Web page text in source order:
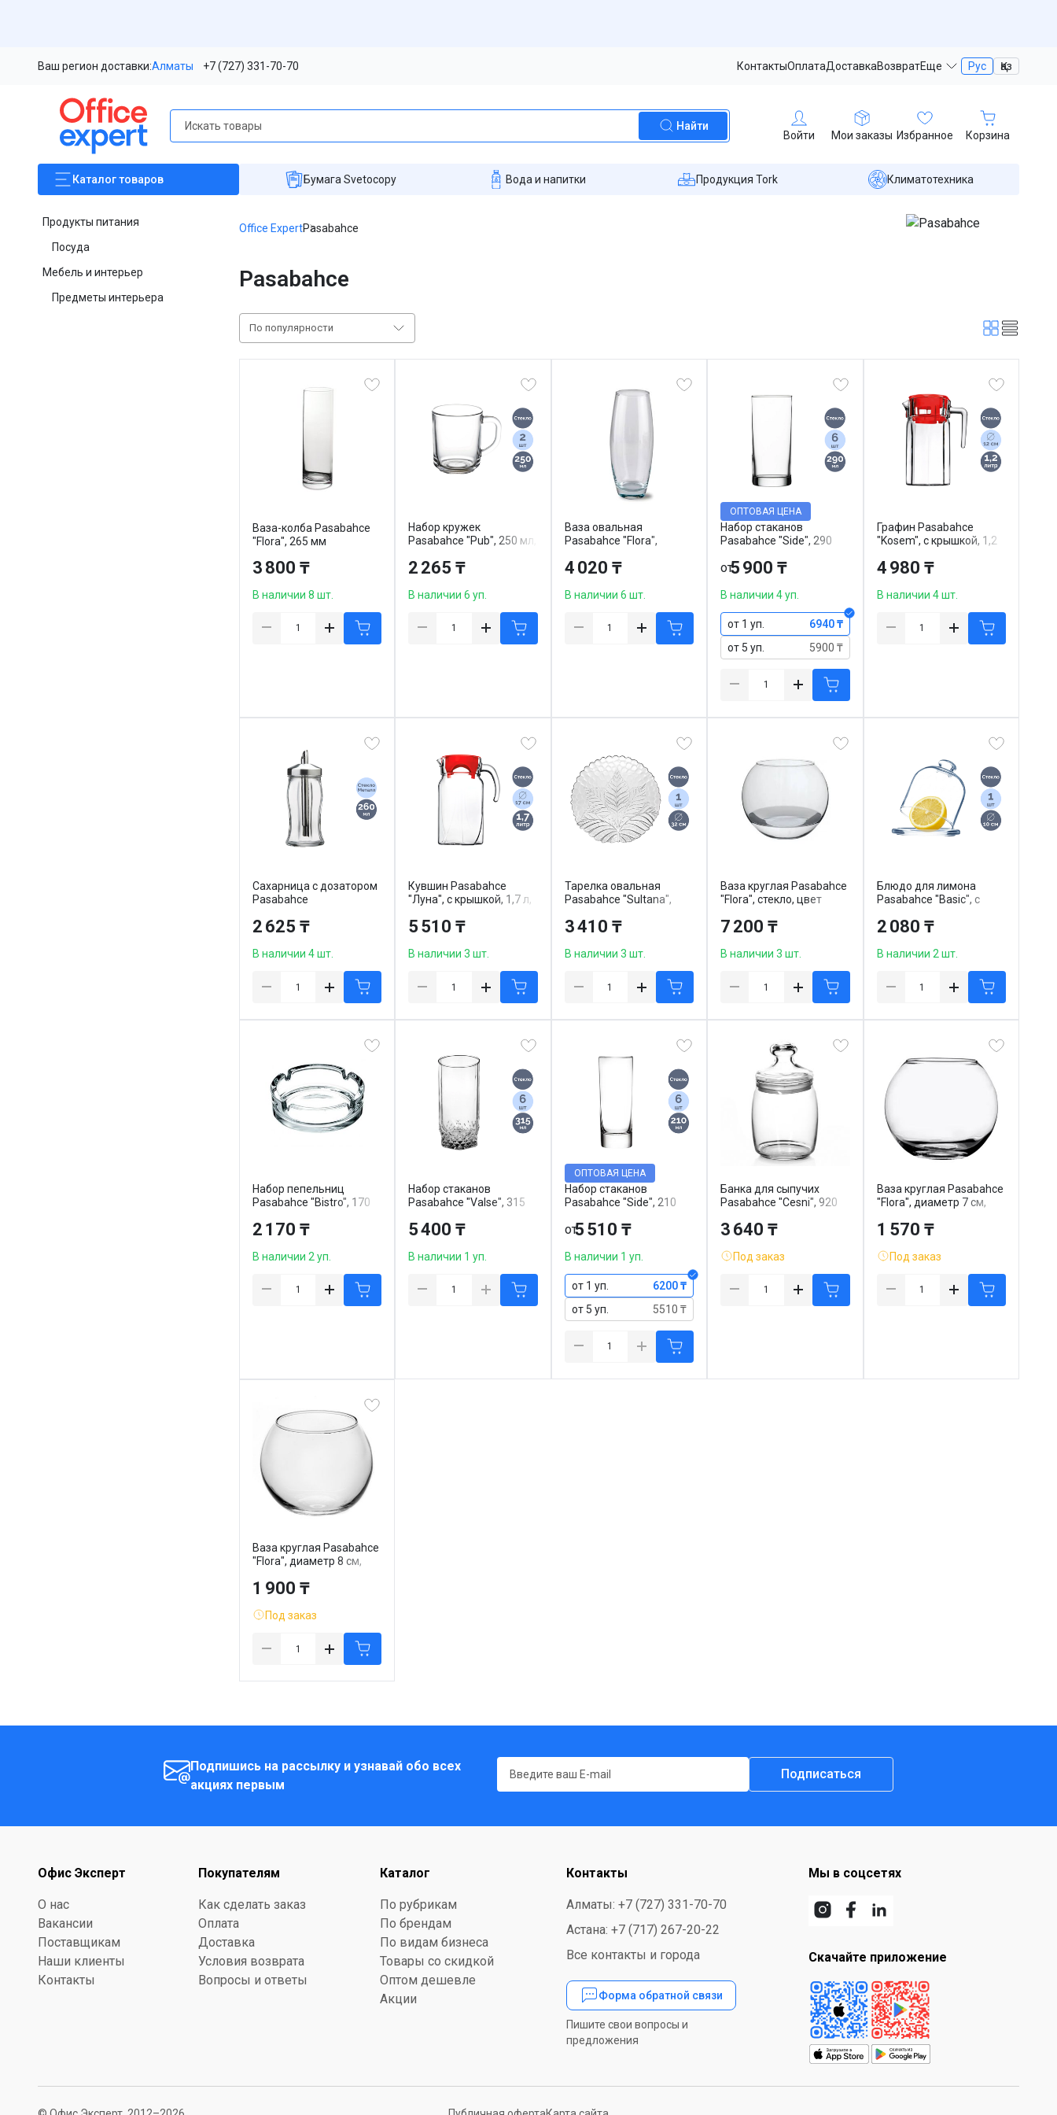
Ваш регион доставки:Алматы +7 (727) 331-70-70 КонтактыОплатаДоставкаВозвратЕще Рус Қаз
Найти
Войти Мои заказы Избранное Корзина
Каталогтоваров Бумага Svetocopy Вода и напитки Продукция Tork Климатотехника
Продукты питания
Посуда
Мебель и интерьер
Предметы интерьера
Office ExpertPasabahce
Pasabahce
По популярности
Ваза-колба Pasabahce
"Flora", 265 мм
3 800 ₸
В наличии 8 шт.
Набор кружек
Pasabahce "Pub", 250 мл,
2 265 ₸
В наличии 6 уп.
Ваза овальная
Pasabahce "Flora",
4 020 ₸
В наличии 6 шт.
Набор стаканов
Pasabahce "Side", 290
ОПТОВАЯ ЦЕНА
от5 900 ₸
В наличии 4 уп.
от 1 уп.
6940 ₸
от 5 уп.
5900 ₸
Графин Pasabahce
"Kosem", с крышкой, 1,2
4 980 ₸
В наличии 4 шт.
Сахарница с дозатором
Pasabahce
стекло/металл
2 625 ₸
В наличии 4 шт.
Кувшин Pasabahce
"Луна", с крышкой, 1,7 л,
5 510 ₸
В наличии 3 шт.
Тарелка овальная
Pasabahce "Sultana",
3 410 ₸
В наличии 3 шт.
Ваза круглая Pasabahce
"Flora", стекло, цвет
23,5 см, высота 20 см
7 200 ₸
В наличии 3 шт.
Блюдо для лимона
Pasabahce "Basic", с
2 080 ₸
В наличии 2 шт.
Набор пепельниц
Pasabahce "Bistro", 170
2 170 ₸
В наличии 2 уп.
Набор стаканов
Pasabahce "Valse", 315
5 400 ₸
В наличии 1 уп.
Набор стаканов
Pasabahce "Side", 210
ОПТОВАЯ ЦЕНА
от5 510 ₸
В наличии 1 уп.
от 1 уп.
6200 ₸
от 5 уп.
5510 ₸
Банка для сыпучих
Pasabahce "Cesni", 920
3 640 ₸
Под заказ
Ваза круглая Pasabahce
"Flora", диаметр 7 см,
1 570 ₸
Под заказ
Ваза круглая Pasabahce
"Flora", диаметр 8 см,
1 900 ₸
Под заказ
Подпишись на рассылку и узнавай обо всех
акциях первым
Подписаться
Офис Эксперт
О нас
Вакансии
Поставщикам
Наши клиенты
Контакты
Покупателям
Как сделать заказ
Оплата
Доставка
Условия возврата
Вопросы и ответы
Каталог
По рубрикам
По брендам
По видам бизнеса
Товары со скидкой
Оптом дешевле
Акции
Контакты
Алматы: +7 (727) 331-70-70
Астана: +7 (717) 267-20-22
Все контакты и города
Форма обратной связи
Пишите свои вопросы и
предложения
Мы в соцсетях
Скачайте приложение